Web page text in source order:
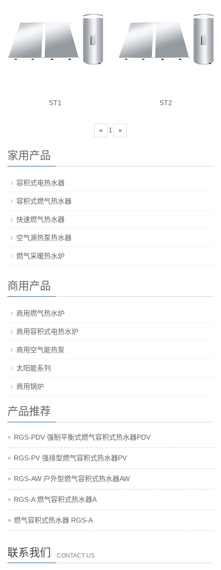
ST1 ST2
« 1 »
家用产品
容积式电热水器
容积式燃气热水器
快速燃气热水器
空气源热泵热水器
燃气采暖热水炉
商用产品
商用燃气热水炉
商用容积式电热水炉
商用空气能热泵
太阳能系列
商用锅炉
产品推荐
RGS-PDV 强制平衡式燃气容积式热水器PDV
RGS-PV 强排型燃气容积式热水器PV
RGS-AW 户外型燃气容积式热水器AW
RGS-A 燃气容积式热水器A
燃气容积式热水器 RGS-A
联系我们 CONTACT US